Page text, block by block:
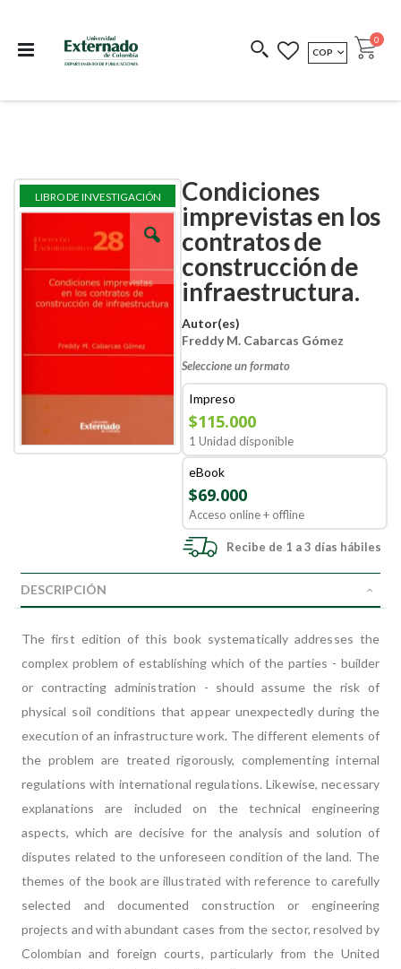
COEDICIONES REDIMIR CÓDIGO
MONEDA
COP Cart
0
Condiciones
imprevistas en los
contratos de
construcción de
infraestructura.
Autor(es)
Freddy M. Cabarcas Gómez
Seleccione un formato
Impreso
$115.000
1 Unidad disponible
eBook
$69.000
Acceso online + offline
Recibe de 1 a 3 días hábiles
Skip
the
the
images
gallery
Skip
the
the
images
gallery
LIBRO DE INVESTIGACIÓN
DESCRIPCIÓN
The first edition of this book systematically addresses the
complex problem of establishing which of the parties - builder
or contracting administration - should assume the risk of
physical soil conditions that appear unexpectedly during the
execution of an infrastructure work. The different elements of
the problem are treated rigorously, complementing internal
regulations with international regulations. Likewise, necessary
explanations are included on the technical engineering
aspects, which are decisive for the analysis and solution of
disputes related to the unforeseen condition of the land. The
themes of the book are illustrated with reference to carefully
selected and documented construction or engineering
projects and with abundant cases from the sector, resolved by
Colombian and foreign courts, particularly from the United